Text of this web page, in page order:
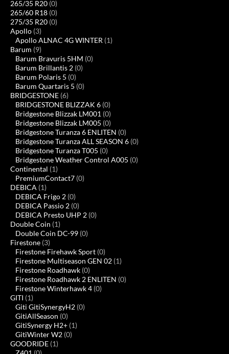
265/35 R20 (0)
265/60 R18 (0)
275/35 R20 (0)
Apollo (3)
Apollo ALNAC 4G WINTER (1)
Barum (9)
Barum Bravuris 5HM (0)
Barum Brillantis 2 (0)
Barum Polaris 5 (0)
Barum Quartaris 5 (0)
BRIDGESTONE (6)
BRIDGESTONE BLIZZAK 6 (0)
Bridgestone Blizzak LM001 (0)
Bridgestone Blizzak LM005 (0)
Bridgestone Turanza 6 ENLITEN (0)
Bridgestone Turanza ALL SEASON 6 (0)
Bridgestone Turanza T005 (0)
Bridgestone Weather Control A005 (0)
Continental (1)
PremiumContact7 (0)
DEBICA (1)
DEBICA Frigo 2 (0)
DEBICA Passio 2 (0)
DEBICA Presto UHP 2 (0)
Double Coin (1)
Double Coin DC-99 (0)
Firestone (3)
Firestone Firehawk Sport (0)
Firestone Multiseason GEN 02 (1)
Firestone Roadhawk (0)
Firestone Roadhawk 2 ENLITEN (0)
Firestone Winterhawk 4 (0)
GITI (1)
Giti GitiSynergyH2 (0)
GitiAllSeason (0)
GitiSynergy H2+ (1)
GitiWinter W2 (0)
GOODRIDE (1)